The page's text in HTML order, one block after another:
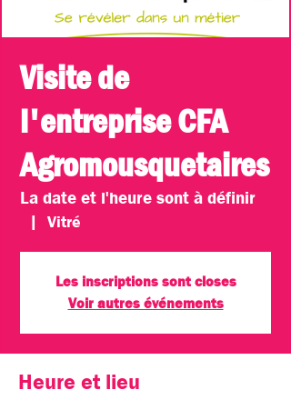
Visite de
l'entreprise CFA
Agromousquetaires
La date et l'heure sont à définir
  |
Vitré
Les inscriptions sont closes
Voir autres événements
Heure et lieu